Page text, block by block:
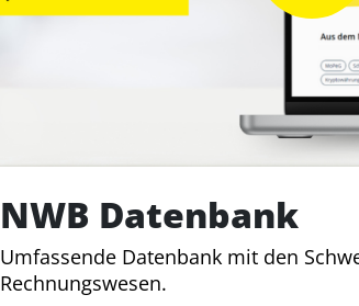
NWB Datenbank
Umfassende Datenbank mit den
Rechnungswesen.